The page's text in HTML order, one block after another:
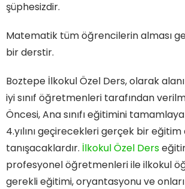
şüphesizdir.
Matematik tüm öğrencilerin alması
bir derstir.
Boztepe İlkokul Özel Ders, olarak
iyi sınıf öğretmenleri tarafından
Öncesi, Ana sınıfı eğitimini
4.yılını geçirecekleri gerçek bir eğitim
tanışacaklardır. İlkokul Özel Ders
profesyonel öğretmenleri ile ilkokul
gerekli eğitimi, oryantasyonu ve